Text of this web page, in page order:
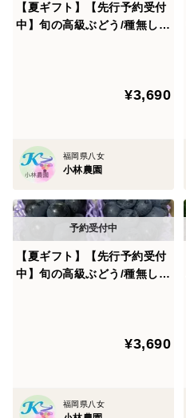
【夏ギフト】【先行予約受付
中】旬の高級ぶどう/種無し巨
¥3,690
福岡県八女
小林農園
【夏ギフト】【先行予約受付
中】旬の高級ぶどう/種無し巨
¥3,690
福岡県八女